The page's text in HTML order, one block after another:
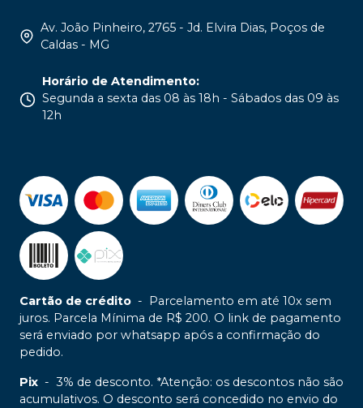
Av. João Pinheiro, 2765 - Jd. Elvira Dias, Poços de
Caldas - MG
Horário de Atendimento:
Segunda a sexta das 08 às 18h - Sábados das 09 às
12h
Cartão de crédito -
Parcelamento em até 10x sem
juros. Parcela Mínima de R$ 200. O link de pagamento
será enviado por whatsapp após a confirmação do
pedido.
Pix - 3% de desconto. *Atenção: os descontos não são
acumulativos. O desconto será concedido no envio do